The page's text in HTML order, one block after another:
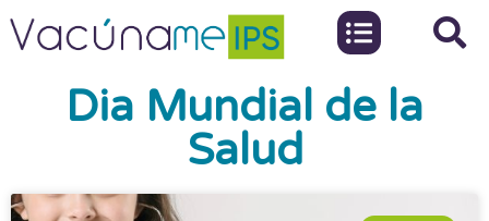
Dia Mundial de la
Salud